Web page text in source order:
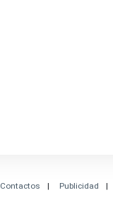
Contactos Publicidad